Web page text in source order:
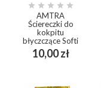
    
AMTRA
Ściereczki do
kokpitu
błyczczące Softi
10,00 złCena